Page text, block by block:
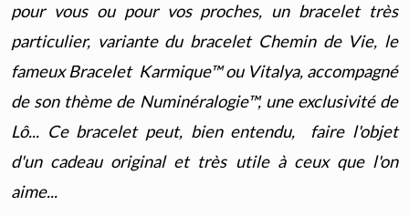
pour vous ou pour vos proches, un bracelet très
particulier, variante du bracelet Chemin de Vie, le
fameux Bracelet Karmique™ ou Vitalya, accompagné
de son thème de Numinéralogie™, une exclusivité de
Lô... Ce bracelet peut, bien entendu, faire l'objet
d'un cadeau original et très utile à ceux que l'on
aime...